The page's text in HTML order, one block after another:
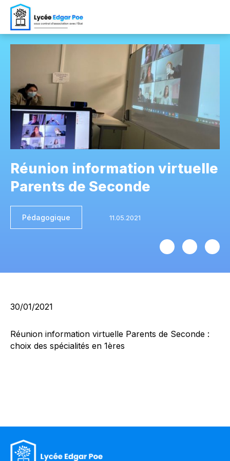
Réunion information virtuelle
Parents de Seconde
Pédagogique
30/01/2021
Réunion information virtuelle Parents de Seconde :
choix des spécialités en 1ères